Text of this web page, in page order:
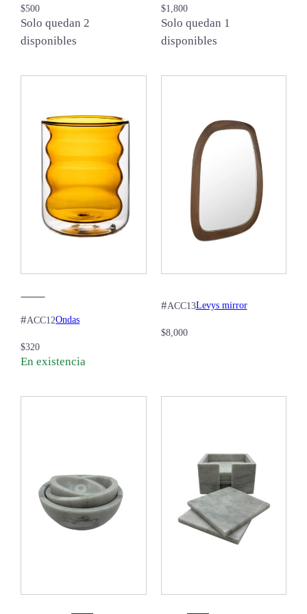
$500
Solo quedan 2
disponibles
$1,800
Solo quedan 1
disponibles
#ACC12Ondas
$320
En existencia
#ACC13Levys mirror
$8,000